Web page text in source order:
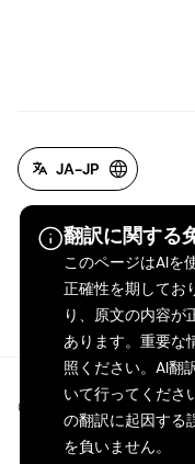
翻訳に関する
このページはAIを
正確性を期してお
り、原文の内容が
あります。重要な
照ください。AI翻
いて行ってくだ
の翻訳に起因する
を負いません。
JA-JP
©2026 dsm-firmenich